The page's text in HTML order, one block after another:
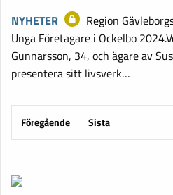
NYHETER
Region
Unga Företagare i Ockelbo
Gunnarsson, 34, och ägare av
presentera sitt livsverk…
Föregående Sista